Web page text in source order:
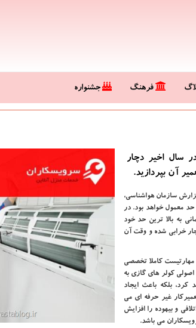
فرهنگ جشنواره
سال اخیر دچار
آن بپردازید.
سازمان هواشناسی،
معمول خواهد بود. در
به بالا ترین حد خود
خرابی شده و وقت آن
مهارتیست کاملا تخصصی
کولر های گازی به
بلکه باعث ایجاد
غیر حرفه ای می
و بیهوده را افزایش
می باشد.